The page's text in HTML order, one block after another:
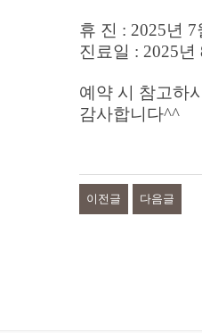
휴 진 : 2025년
진료일 : 2025년
예약 시 참고하
감사합니다^^
이전글 다음글